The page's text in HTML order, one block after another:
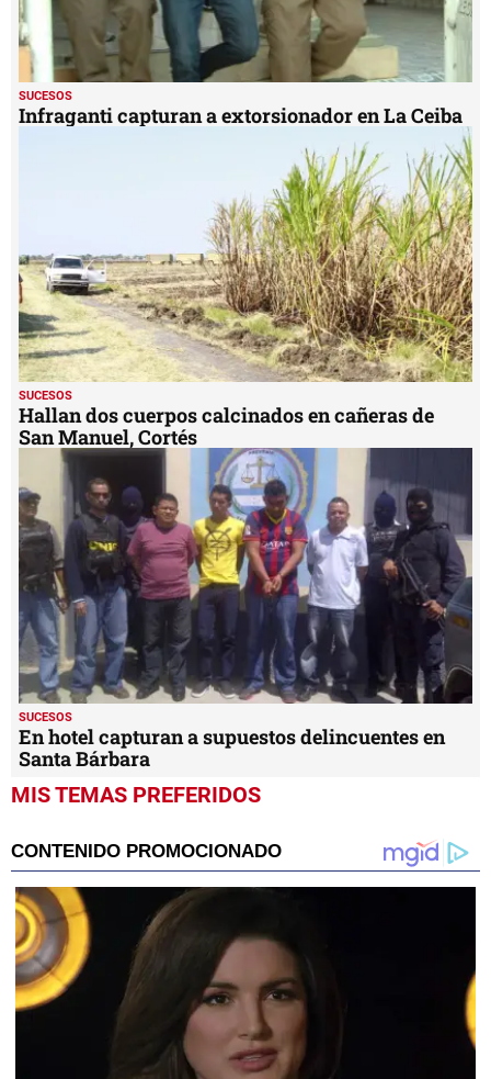
SUCESOS
Infraganti capturan a extorsionador en La Ceiba
SUCESOS
Hallan dos cuerpos calcinados en cañeras de
San Manuel, Cortés
SUCESOS
En hotel capturan a supuestos delincuentes en
Santa Bárbara
MIS TEMAS PREFERIDOS